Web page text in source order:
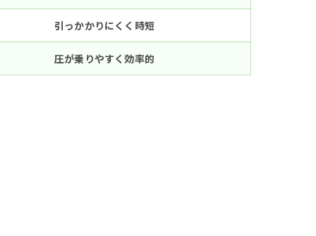
引っかかりにくく時短
圧が乗りやすく効率的